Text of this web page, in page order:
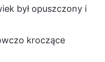
był opuszczony i
kroczące